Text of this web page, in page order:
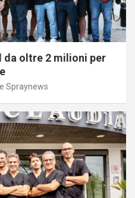
da oltre 2 milioni per
Spraynews